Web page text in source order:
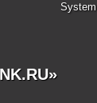
System